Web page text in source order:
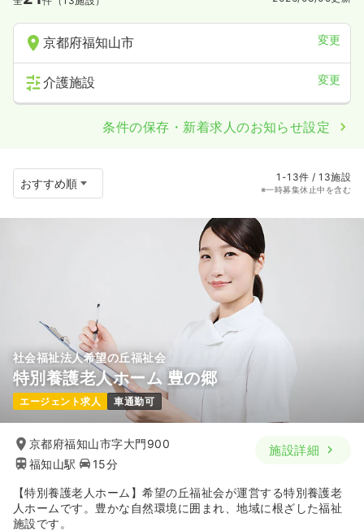
京都府福知山市 変更
介護施設 変更
条件の保存・新着求人のお知らせ設定
1-13件 / 13施設
※一時募集休止中を含む
社会福祉法人希望の丘福祉会
特別養護老人ホーム 豊の郷
エージェント求人 車通勤可
京都府福知山市字大門900
福知山駅
15分
施設詳細
【特別養護老人ホーム】希望の丘福祉会が運営する特別養護老
人ホームです。豊かな自然環境に囲まれ、地域に根ざした福祉
施設です。